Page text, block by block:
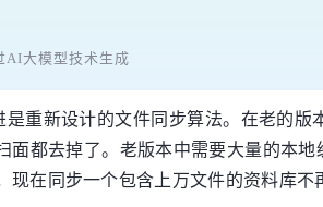
AI大模型技术生成
重新设计的文件同步算法。在老的
面都去掉了。老版本中需要大量的本
现在同步一个包含上万文件的资料库不